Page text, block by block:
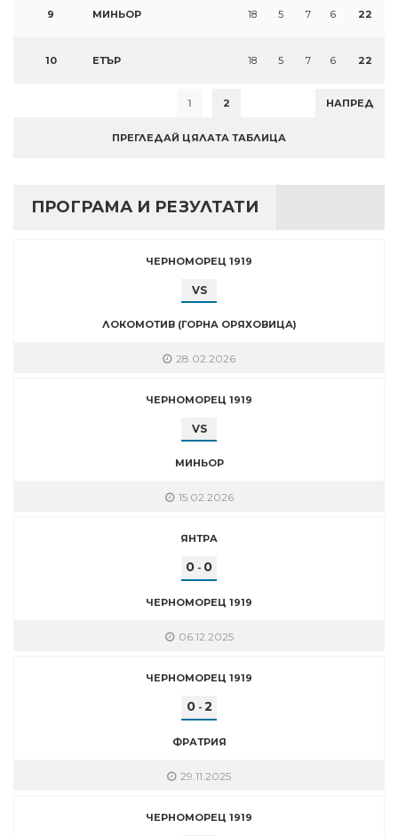
9 МИНЬОР 18 5 7 6 22
10 ЕТЪР 18 5 7 6 22
1 2 НАПРЕД
ПРЕГЛЕДАЙ ЦЯЛАТА ТАБЛИЦА
ПРОГРАМА И РЕЗУЛТАТИ
ЧЕРНОМОРЕЦ 1919
VS
ЛОКОМОТИВ (ГОРНА ОРЯХОВИЦА)
28.02.2026
ЧЕРНОМОРЕЦ 1919
VS
МИНЬОР
15.02.2026
ЯНТРА
0 - 0
ЧЕРНОМОРЕЦ 1919
06.12.2025
ЧЕРНОМОРЕЦ 1919
0- 2
ФРАТРИЯ
29.11.2025
ЧЕРНОМОРЕЦ 1919